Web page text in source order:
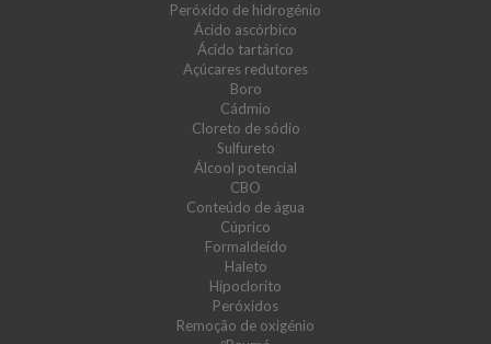
Peróxido de hidrogénio
Ácido ascórbico
Ácido tartárico
Açúcares redutores
Boro
Cádmio
Cloreto de sódio
Sulfureto
Álcool potencial
CBO
Conteúdo de água
Cúprico
Formaldeído
Haleto
Hipoclorito
Peróxidos
Remoção de oxigénio